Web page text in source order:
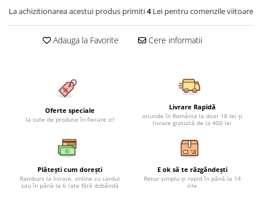
Cearceaf cu elastic 4 piese
Cearceaf normal 6 piese
Lenjerii Catifea
Lenjerii Pufoase Fluffy/ Rabbit
Bumbac Neted Nesatinat
Bumbac 100% Poplin Hobby
Bumbac 100%
Lenjerii Satin Premium
Lenjerii Jacquard
Huse De Pat Tricotate 160x200cm
Huse De Pat Tricotate 180x200cm
Huse Impermeabile
La achizitionarea acestui produs primiti4Lei pentru comenzile viitoare
Adauga la Favorite Cere informatii
Oferte speciale
la sute de produse în fiecare zi!
Livrare Rapidă
oriunde în România la doar 18 lei și
livrare gratuită de la 400 lei
Plătești cum dorești
Ramburs la livrare, online cu cardul
sau în până la 6 rate fără dobândă
E ok să te răzgândești
Retur simplu și rapid în până la 14
zile